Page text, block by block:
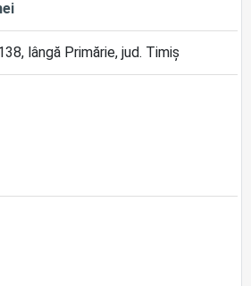
lângă Primărie, jud. Timiș